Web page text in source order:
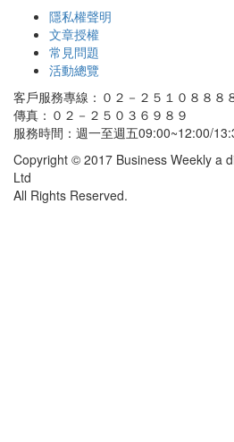
隱私權聲明
文章授權
常見問題
活動總覽
客戶服務專線：０２－２５１０８８８
傳真：０２－２５０３６９８９
服務時間：週一至週五09:00~12:00/
Copyright © 2017 Business Weekly a
Ltd
All Rights Reserved.